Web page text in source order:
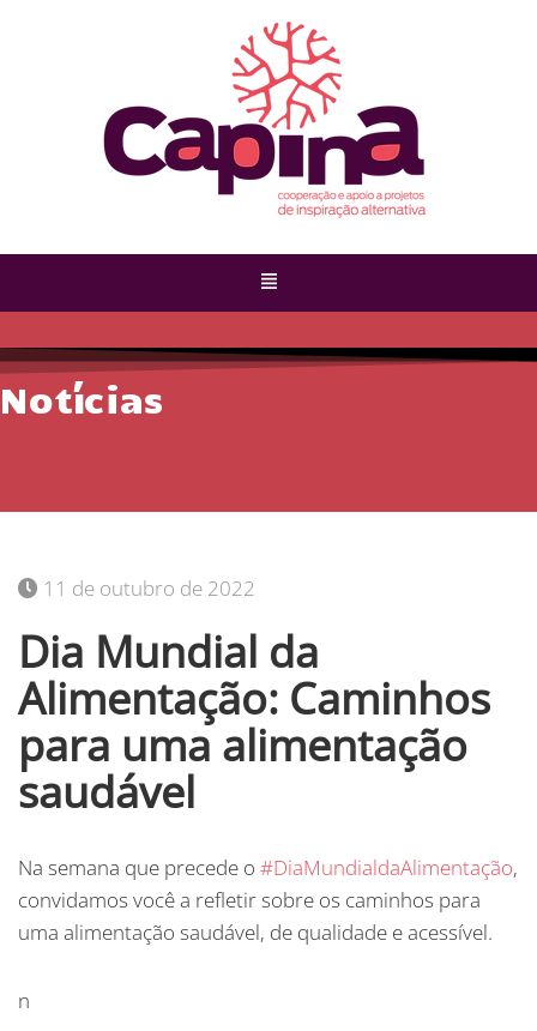
Notícias
11 de outubro de 2022
Dia Mundial da
Alimentação: Caminhos
para uma alimentação
saudável
Na semana que precede o #DiaMundialdaAlimentação,
convidamos você a refletir sobre os caminhos para
uma alimentação saudável, de qualidade e acessível.
n